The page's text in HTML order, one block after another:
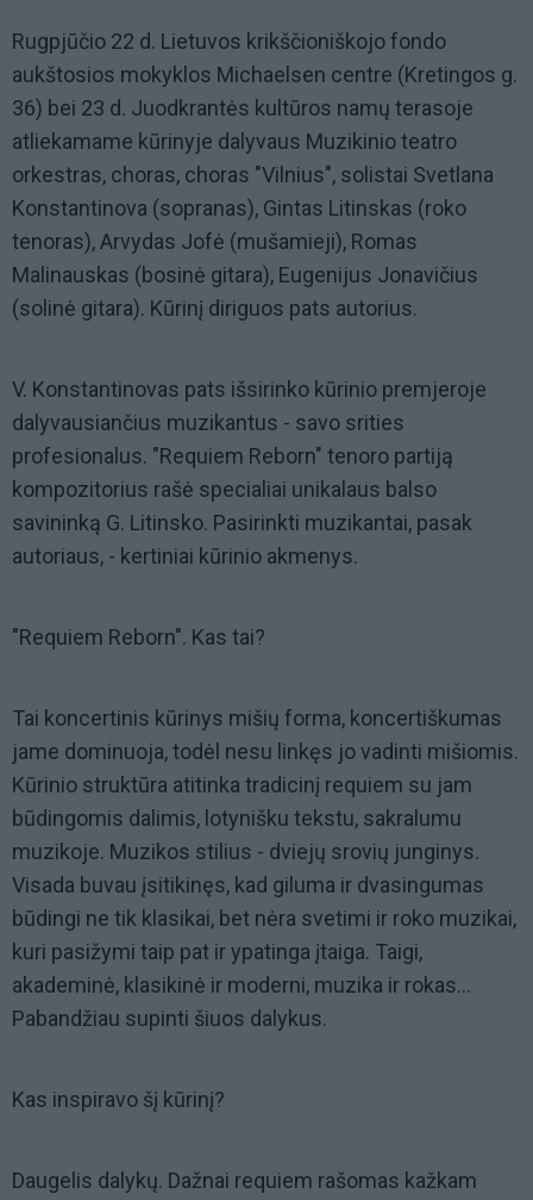
Rugpjūčio 22 d. Lietuvos krikščioniškojo fondo
aukštosios mokyklos Michaelsen centre (Kretingos g.
36) bei 23 d. Juodkrantės kultūros namų terasoje
atliekamame kūrinyje dalyvaus Muzikinio teatro
orkestras, choras, choras "Vilnius", solistai Svetlana
Konstantinova (sopranas), Gintas Litinskas (roko
tenoras), Arvydas Jofė (mušamieji), Romas
Malinauskas (bosinė gitara), Eugenijus Jonavičius
(solinė gitara). Kūrinį diriguos pats autorius.
V. Konstantinovas pats išsirinko kūrinio premjeroje
dalyvausiančius muzikantus - savo srities
profesionalus. "Requiem Reborn" tenoro partiją
kompozitorius rašė specialiai unikalaus balso
savininką G. Litinsko. Pasirinkti muzikantai, pasak
autoriaus, - kertiniai kūrinio akmenys.
"Requiem Reborn". Kas tai?
Tai koncertinis kūrinys mišių forma, koncertiškumas
jame dominuoja, todėl nesu linkęs jo vadinti mišiomis.
Kūrinio struktūra atitinka tradicinį requiem su jam
būdingomis dalimis, lotynišku tekstu, sakralumu
muzikoje. Muzikos stilius - dviejų srovių junginys.
Visada buvau įsitikinęs, kad giluma ir dvasingumas
būdingi ne tik klasikai, bet nėra svetimi ir roko muzikai,
kuri pasižymi taip pat ir ypatinga įtaiga. Taigi,
akademinė, klasikinė ir moderni, muzika ir rokas...
Pabandžiau supinti šiuos dalykus.
Kas inspiravo šį kūrinį?
Daugelis dalykų. Dažnai requiem rašomas kažkam